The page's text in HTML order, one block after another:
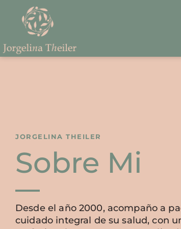
JORGELINA THEILER
Sobre Mi
Desde el año 2000, acompaño a
cuidado integral de su salud, con